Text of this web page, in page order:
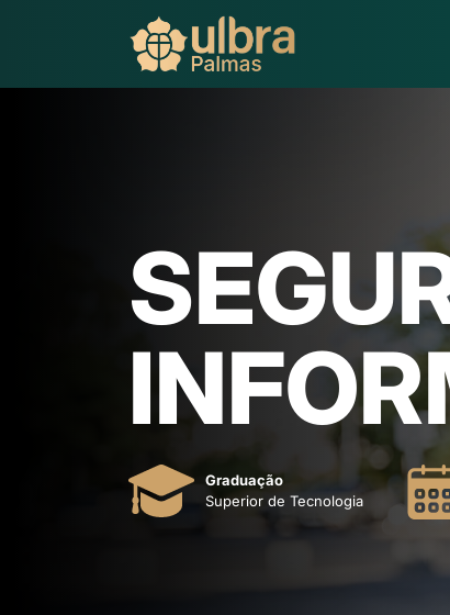
Graduação
Superior de Tecnologia